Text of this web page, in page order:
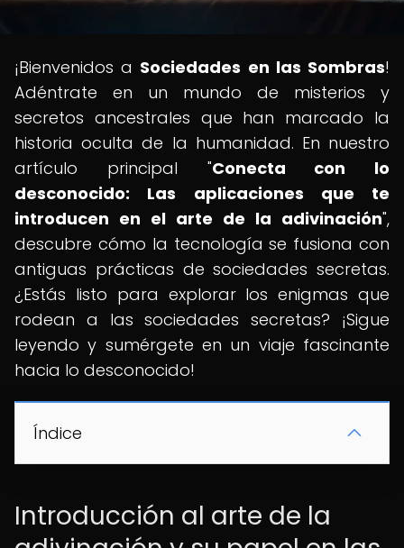
¡Bienvenidos a Sociedades en las Sombras!
Adéntrate en un mundo de misterios y
secretos ancestrales que han marcado la
historia oculta de la humanidad. En nuestro
artículo principal "Conecta con lo
desconocido: Las aplicaciones que te
introducen en el arte de la adivinación",
descubre cómo la tecnología se fusiona con
antiguas prácticas de sociedades secretas.
¿Estás listo para explorar los enigmas que
rodean a las sociedades secretas? ¡Sigue
leyendo y sumérgete en un viaje fascinante
hacia lo desconocido!
Índice
Introducción al arte de la